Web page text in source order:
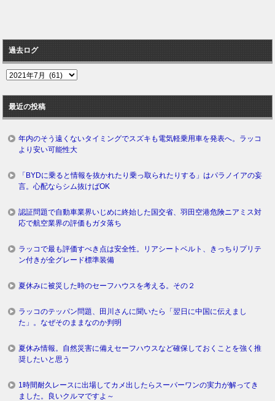
過去ログ
過
ロ
グ
最近の投稿
年内のそう遠くないタイミングでスズキも電気軽乗用車を発表へ。ラッコ
より安い可能性大
「BYDに乗ると情報を抜かれたり乗っ取られたりする」はパラノイアの妄
言。心配ならシム抜けばOK
認証問題で自動車業界いじめに終始した国交省、羽田空港危険ニアミス対
応で航空業界の評価もガタ落ち
ラッコで最も評価すべき点は安全性。リアシートベルト、きっちりプリテ
ン付きが全グレード標準装備
夏休みに被災した時のセーフハウスを考える。その２
ラッコのテッパン問題、田川さんに聞いたら「翌日に中国に伝えまし
た」。なぜそのままなのか判明
夏休み情報。自然災害に備えセーフハウスなど確保しておくことを強く推
奨したいと思う
1時間耐久レースに出場してカメ出したらスーパーワンの実力が解ってき
ました。良いクルマですよ～